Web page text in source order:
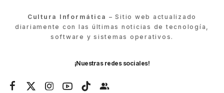
Cultura Informática – Sitio web actualizado
diariamente con las últimas noticias de tecnología,
software y sistemas operativos.
¡Nuestras redes sociales!